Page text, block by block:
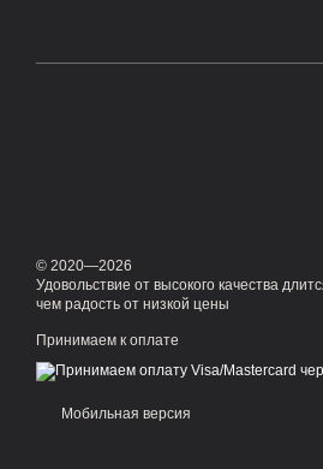
© 2020—2026
Удовольствие от высокого качества
чем радость от низкой цены
Принимаем к оплате
Мобильная версия